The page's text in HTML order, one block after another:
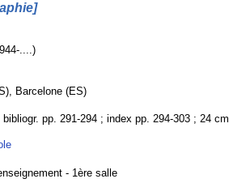
....)
Barcelone (ES)
pp. 291-294 ; index pp. 294-303 ; 24 cm
- 1ère salle